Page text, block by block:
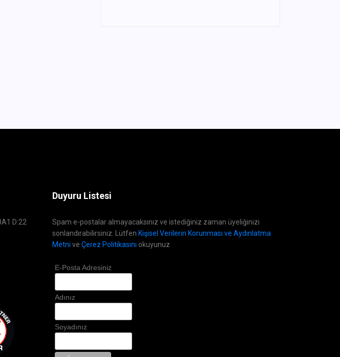
D:22
Duyuru Listesi
Spam e-postalar almayacaksınız ve istediğiniz zaman üyeliğinizi
sonlandırabilirsiniz. Lütfen Kişisel Verilerin Korunması ve Aydınlatma
Metni ve Çerez Politikasını okuyunuz
E-Posta Adresiniz
Adınız
Soyadınız